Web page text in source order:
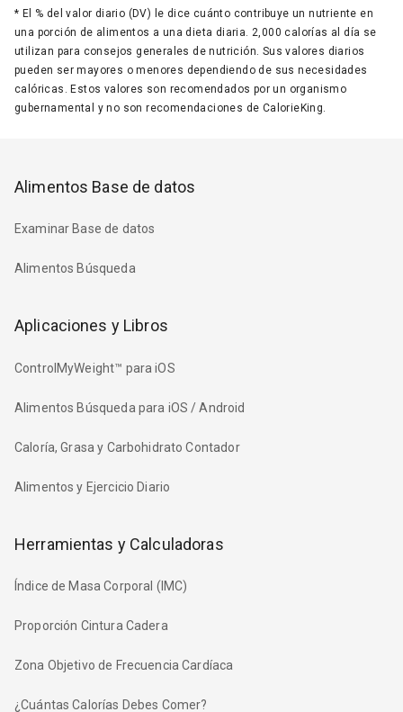
* El % del valor diario (DV) le dice cuánto contribuye un nutriente en
una porción de alimentos a una dieta diaria. 2,000 calorías al día se
utilizan para consejos generales de nutrición. Sus valores diarios
pueden ser mayores o menores dependiendo de sus necesidades
calóricas. Estos valores son recomendados por un organismo
gubernamental y no son recomendaciones de CalorieKing.
Alimentos Base de datos
Examinar Base de datos
Alimentos Búsqueda
Aplicaciones y Libros
ControlMyWeight™ para iOS
Alimentos Búsqueda para iOS / Android
Caloría, Grasa y Carbohidrato Contador
Alimentos y Ejercicio Diario
Herramientas y Calculadoras
Índice de Masa Corporal (IMC)
Proporción Cintura Cadera
Zona Objetivo de Frecuencia Cardíaca
¿Cuántas Calorías Debes Comer?